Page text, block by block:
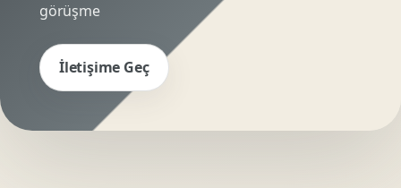
görüşme
İletişime Geç